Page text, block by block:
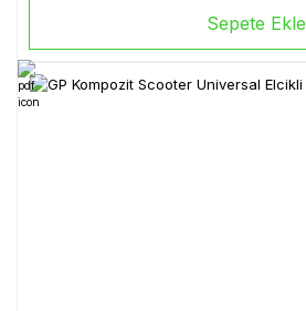
Sepete Ekle